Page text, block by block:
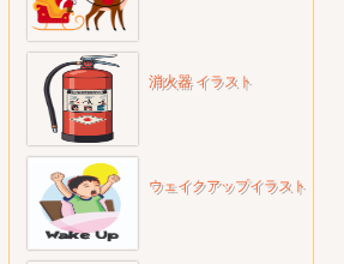
消火器 イラスト
ウェイクアップイラスト